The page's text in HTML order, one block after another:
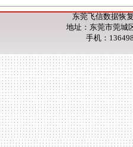
东莞飞信数据恢
地址：东莞市莞
手机：